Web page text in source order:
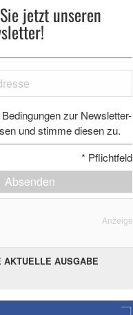
jetzt unseren
zur Newsletter-
und stimme diesen zu.
* Pflichtfeld
Absenden
Anzeige
AKTUELLE AUSGABE